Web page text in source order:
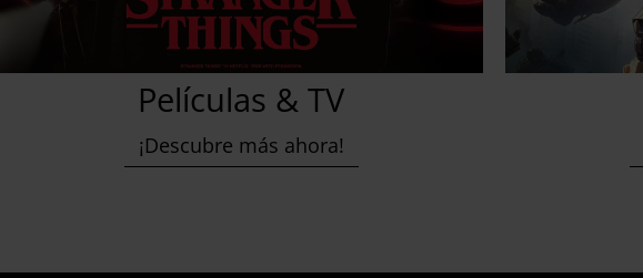
Películas & TV
¡Descubre más ahora!